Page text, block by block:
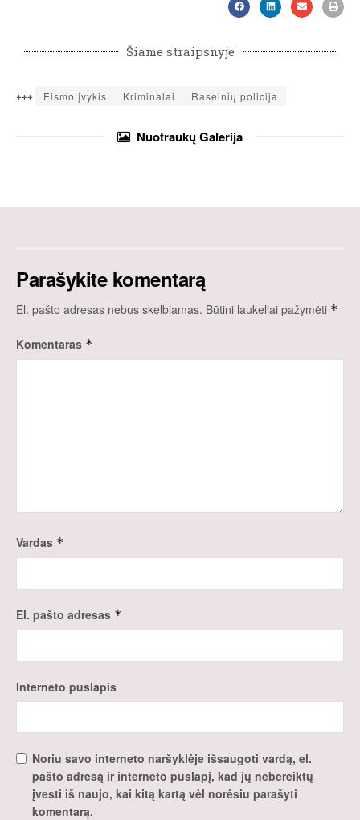
Šiame straipsnyje
+++ Eismo įvykis Kriminalai Raseinių policija
NuotraukųGalerija
Parašykite komentarą
El. pašto adresas nebus skelbiamas. Būtini laukeliai pažymėti *
Komentaras *
Vardas *
El. pašto adresas *
Interneto puslapis
Noriu savo interneto naršyklėje išsaugoti vardą, el.
pašto adresą ir interneto puslapį, kad jų nebereiktų
įvesti iš naujo, kai kitą kartą vėl norėsiu parašyti
komentarą.